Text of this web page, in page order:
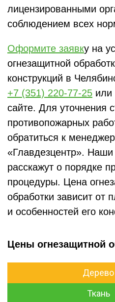
лицензированными
соблюдением всех
Оформите заявку на
огнезащитной
конструкций в
+7 (351) 220-77-25
сайте. Для уточнения
противопожарных
обратиться к
«Главдезцентр». Наши
расскажут о порядке
процедуры. Цена
обработки зависит от
и особенностей его
Цены огнезащитной
Дерево
Ткань